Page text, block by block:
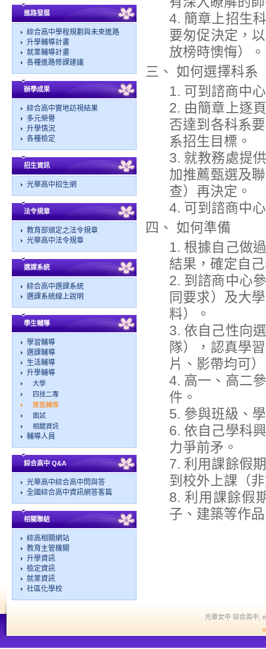
進路發展
綜合高中學程規劃與未來進路
升學輔導計畫
就業輔導計畫
各種進路修課建議
辦學成果
綜合高中實地訪視結果
多元榮譽
升學情況
各種檢定
招生資訊
光華高中招生網
法令規章
教育部頒定之法令規章
光華高中法令規章
選課系統
綜合高中選課系統
選課系統線上說明
學生輔導
學習輔導
選課輔導
生活輔導
升學輔導
大學
四技二專
推甄輔導
面試
相關資訊
輔導人員
綜合高中 Q&A
光華高中綜合高中問與答
全國綜合高中資訊網答客篇
相關聯結
綜高相關網站
教育主管機關
升學資訊
檢定資訊
就業資訊
社區化學校
4. 簡章上招生
要匆促決定，
放榜時懊悔）。
三、 如何選擇科系
1. 可到諮商中
2. 由簡章上逐
否達到各科系
系招生目標。
3. 就教務處提
加推薦甄選及
查）再決定。
4. 可到諮商中
四、 如何準備
1. 根據自己做
結果，確定自
2. 到諮商中心
同要求）及大
料）。
3. 依自己性向
隊），認真學
片、影帶均可
4. 高一、高二
件。
5. 參與班級、
6. 依自己學科
力爭前矛。
7. 利用課餘假
到校外上課（
8. 利用課餘假
子、建築等作
光華女中 綜合高中,